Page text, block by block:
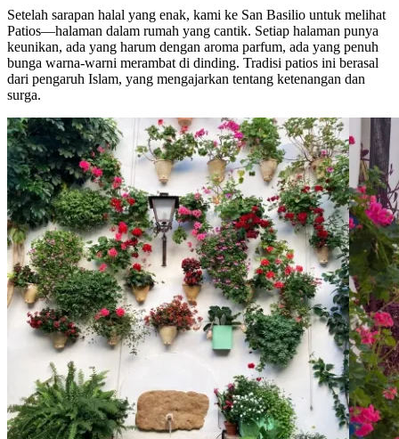
Setelah sarapan halal yang enak, kami ke San Basilio untuk melihat
Patios—halaman dalam rumah yang cantik. Setiap halaman punya
keunikan, ada yang harum dengan aroma parfum, ada yang penuh
bunga warna-warni merambat di dinding. Tradisi patios ini berasal
dari pengaruh Islam, yang mengajarkan tentang ketenangan dan
surga.